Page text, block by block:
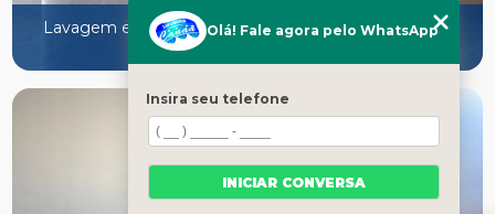
Lavagem e higienização de estofados na Grande São
Olá! Fale agora pelo WhatsApp
Insira seu telefone
INICIAR CONVERSA